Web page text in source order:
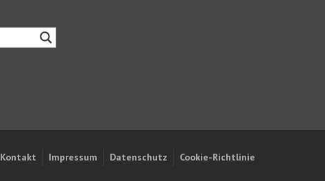
Kontakt Impressum Datenschutz Cookie-Richtlinie